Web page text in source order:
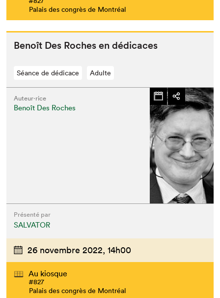
Palais des congrès de Montréal
Benoît Des Roches en dédicaces
Séance de dédicace Adulte
Auteur·rice
Benoît Des Roches
Présenté par
SALVATOR
26 novembre 2022, 14h00
Au kiosque
#827
Palais des congrès de Montréal